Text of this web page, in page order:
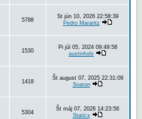
5788
St jún 10, 2026 22:58:39
Pedro Marantz
1530
Pi júl 05, 2024 09:49:58
austinhols
1418
Št august 07, 2025 22:31:09
Soaron
5304
Št máj 07, 2026 14:23:56
Staticx